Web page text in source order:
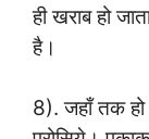
ही खराब हो
है।
8). जहाँ तक